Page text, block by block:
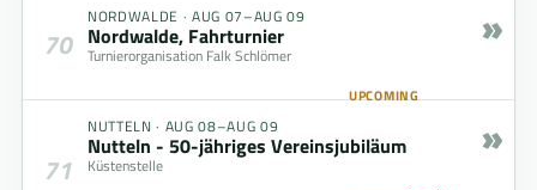
70
NORDWALDE · AUG 07–AUG 09
Nordwalde, Fahrturnier
Turnierorganisation Falk Schlömer
UPCOMING
»
71
NUTTELN · AUG 08–AUG 09
Nutteln - 50-jähriges Vereinsjubiläum
Küstenstelle
»